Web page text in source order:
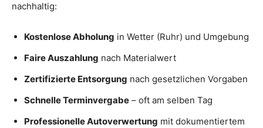
nachhaltig:
Kostenlose Abholung in Wetter (Ruhr) und Umgebung
Faire Auszahlung nach Materialwert
Zertifizierte Entsorgung nach gesetzlichen Vorgaben
Schnelle Terminvergabe – oft am selben Tag
Professionelle Autoverwertung mit dokumentiertem